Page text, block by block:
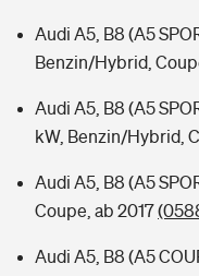
Audi A5, B8 (A5
Benzin/Hybrid,
Audi A5, B8 (A5
kW, Benzin/Hybrid,
Audi A5, B8 (A5
Coupe, ab 2017
Audi A5, B8 (A5